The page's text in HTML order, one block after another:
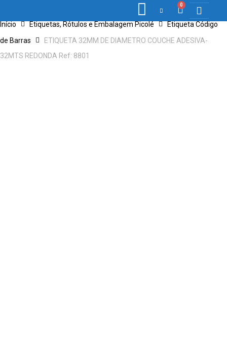
0
Início Etiquetas, Rótulos e Embalagem Picolé
Etiqueta Código
de Barras
ETIQUETA 32MM DE DIAMETRO COUCHE ADESIVA-
32MTS REDONDA Ref: 8801